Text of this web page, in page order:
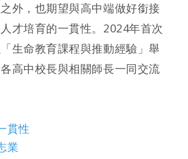
外，也期望與高中端做好銜接
才培育的一貫性。2024年首次
生命教育課程與推動經驗」舉
高中校長與相關師長一同交流
貫性
業